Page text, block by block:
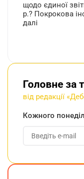
щодо єдиної
р.? Покрокова
далі
Головне за
від редакції
Кожного